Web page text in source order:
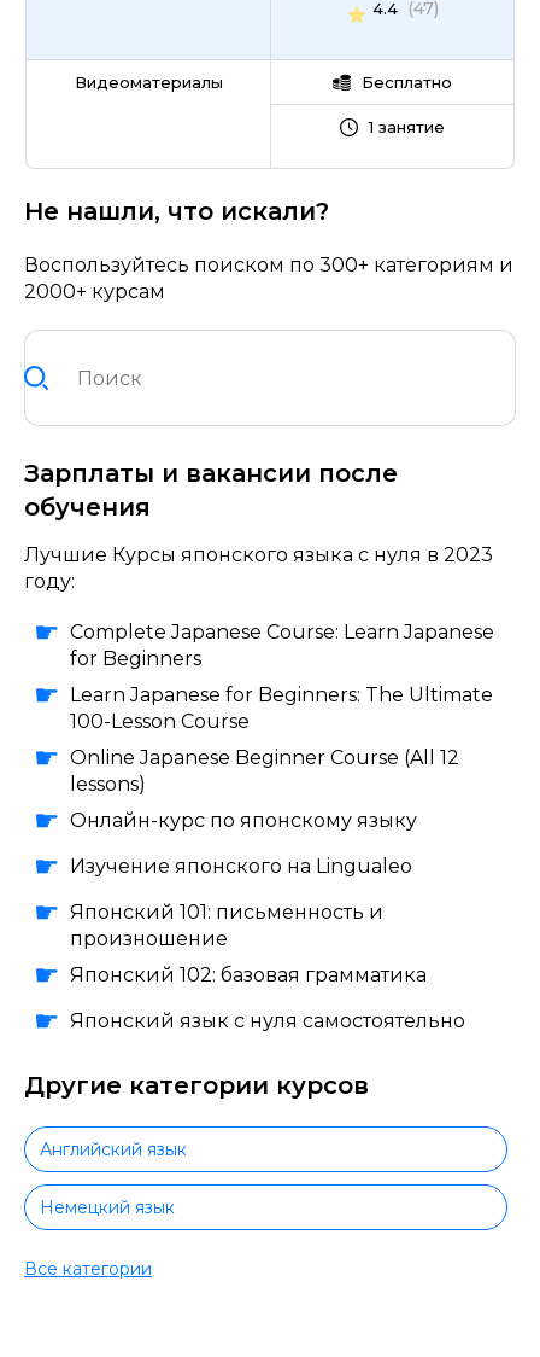
Видеоматериалы
4.4
(47)
Бесплатно
1 занятие
Не нашли, что искали?
Воспользуйтесь поиском по 300+ категориям и
2000+ курсам
Зарплаты и вакансии после
обучения
Лучшие Курсы японского языка с нуля в 2023
году:
Complete Japanese Course: Learn Japanese
for Beginners
Learn Japanese for Beginners: The Ultimate
100-Lesson Course
Online Japanese Beginner Course (All 12
lessons)
Онлайн-курс по японскому языку
Изучение японского на Lingualeo
Японский 101: письменность и
произношение
Японский 102: базовая грамматика
Японский язык с нуля самостоятельно
Другие категории курсов
Английский язык
Немецкий язык
Испанский язык
Все категории